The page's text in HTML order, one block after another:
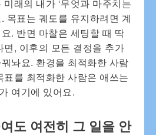
래의 내가 ‘무엇과 마주치는
목표는 궤도를 유지하려면 계
. 반면 마찰은 세팅할 때 딱
면, 이후의 모든 결정을 추가
놔요. 환경을 최적화한 사람
를 최적화한 사람은 애쓰는
여기에 있어요.
도 여전히 그 일을 안